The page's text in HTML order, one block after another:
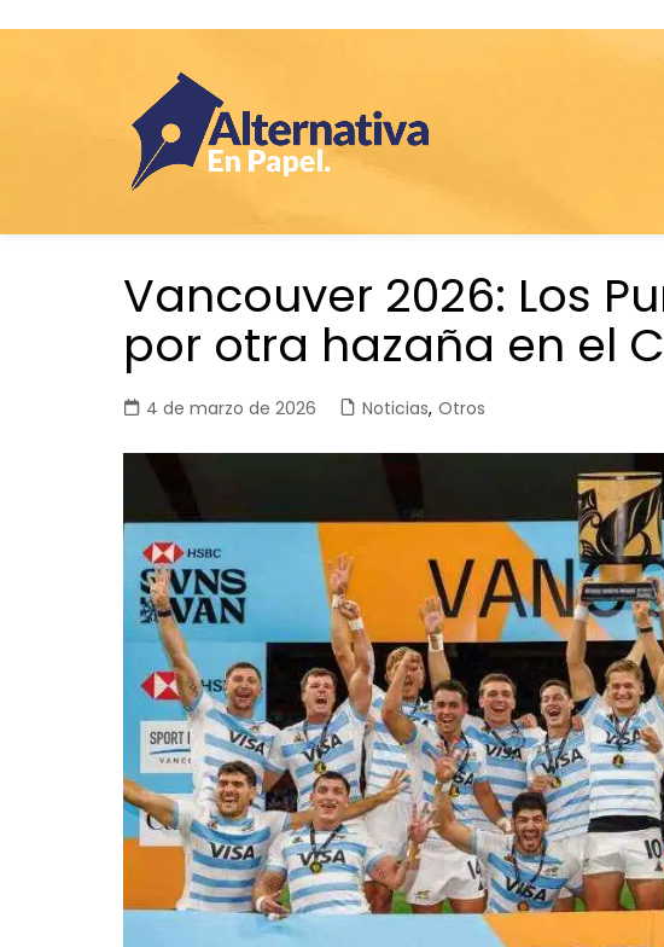
Vancouver 2026: Los
por otra hazaña en el
4 de marzo de 2026 Noticias, Otros